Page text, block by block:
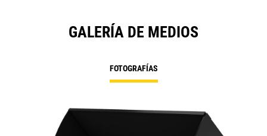
GALERÍA DE MEDIOS
FOTOGRAFÍAS